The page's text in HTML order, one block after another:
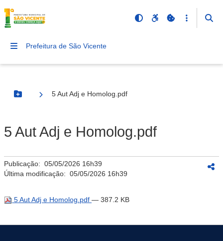
Prefeitura de São Vicente
Botão Menu
5 Aut Adj e Homolog.pdf
5 Aut Adj e Homolog.pdf
Publicação: 05/05/2026 16h39
Última modificação: 05/05/2026 16h39
5 Aut Adj e Homolog.pdf — 387.2 KB